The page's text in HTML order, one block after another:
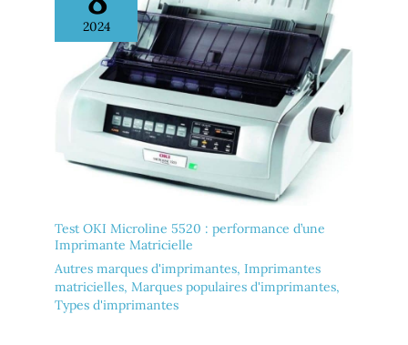
2024
Test OKI Microline 5520 : performance d’une
Imprimante Matricielle
Autres marques d'imprimantes, Imprimantes
matricielles, Marques populaires d'imprimantes,
Types d'imprimantes